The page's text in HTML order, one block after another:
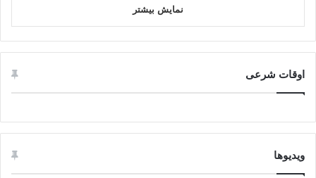
نمایش بیشتر
اوقات شرعی
ویدیوها